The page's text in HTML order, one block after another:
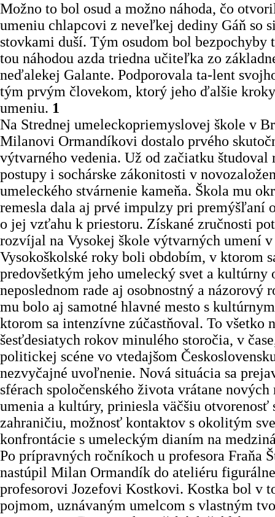
Možno to bol osud a možno náhoda, čo
umeniu chlapcovi z neveľkej dediny Gáň so
stovkami duší. Tým osudom bol bezpochyby
tou náhodou azda triedna učiteľka zo
neďalekej Galante. Podporovala ta-lent
tým prvým človekom, ktorý jeho ďalšie
umeniu. 1
Na Strednej umeleckopriemyslovej škole v
Milanovi Ormandíkovi dostalo prvého
výtvarného vedenia. Už od začiatku študoval
postupy i sochárske zákonitosti v
umeleckého stvárnenie kameňa. Škola mu
remesla dala aj prvé impulzy pri premýšľaní
o jej vzťahu k priestoru. Získané zručnosti
rozvíjal na Vysokej škole výtvarných umení
Vysokoškolské roky boli obdobím, v ktorom
predovšetkým jeho umelecký svet a kultúrny
neposlednom rade aj osobnostný a názorový
mu bolo aj samotné hlavné mesto s
ktorom sa intenzívne zúčastňoval. To všetko
šesťdesiatych rokov minulého storočia, v
politickej scéne vo vtedajšom
nezvyčajné uvoľnenie. Nová situácia sa
sférach spoločenského života vrátane nových
umenia a kultúry, priniesla väčšiu otvorenosť
zahraničiu, možnosť kontaktov s okolitým
konfrontácie s umeleckým dianím na
Po prípravných ročníkoch u profesora Fraňa
nastúpil Milan Ormandík do ateliéru
profesorovi Jozefovi Kostkovi. Kostka bol v
pojmom, uznávaným umelcom s vlastným